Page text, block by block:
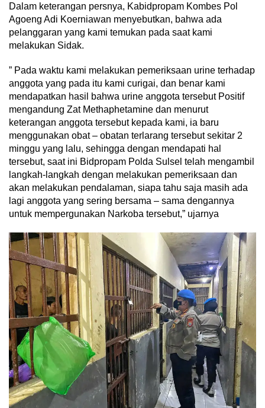
Dalam keterangan persnya, Kabidpropam Kombes Pol
Agoeng Adi Koerniawan menyebutkan, bahwa ada
pelanggaran yang kami temukan pada saat kami
melakukan Sidak.
” Pada waktu kami melakukan pemeriksaan urine terhadap
anggota yang pada itu kami curigai, dan benar kami
mendapatkan hasil bahwa urine anggota tersebut Positif
mengandung Zat Methaphetamine dan menurut
keterangan anggota tersebut kepada kami, ia baru
menggunakan obat – obatan terlarang tersebut sekitar 2
minggu yang lalu, sehingga dengan mendapati hal
tersebut, saat ini Bidpropam Polda Sulsel telah mengambil
langkah-langkah dengan melakukan pemeriksaan dan
akan melakukan pendalaman, siapa tahu saja masih ada
lagi anggota yang sering bersama – sama dengannya
untuk mempergunakan Narkoba tersebut,” ujarnya